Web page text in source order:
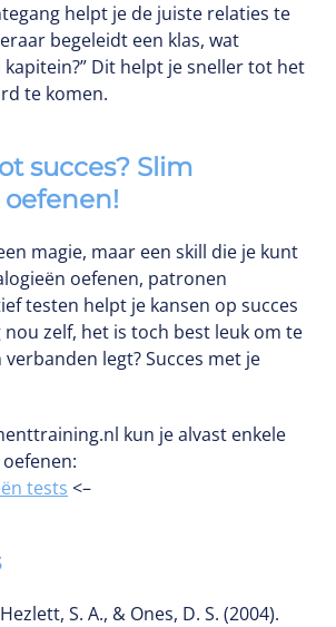
helpt je de juiste relaties te
begeleidt een klas, wat
kapitein?” Dit helpt je sneller tot het
te komen.
succes? Slim
magie, maar een skill die je kunt
oefenen, patronen
testen helpt je kansen op succes
nou zelf, het is toch best leuk om te
legt? Succes met je
kun je alvast enkele
tests <–
S. A., & Ones, D. S. (2004).